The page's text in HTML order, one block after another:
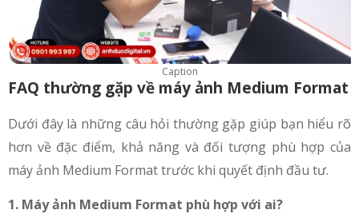
Caption
FAQ thường gặp về máy ảnh Medium Format
Dưới đây là những câu hỏi thường gặp giúp bạn hiểu rõ
hơn về đặc điểm, khả năng và đối tượng phù hợp của
máy ảnh Medium Format trước khi quyết định đầu tư.
1. Máy ảnh Medium Format phù hợp với ai?